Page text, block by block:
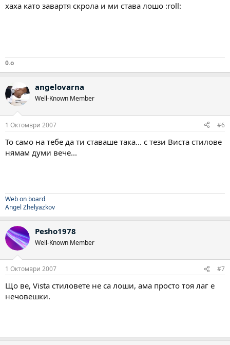
хаха като завартя скрола и ми става лошо :roll:
0.o
angelovarna
Well-Known Member
1 Октомври 2007 #6
То само на тебе да ти ставаше така... с тези Виста стилове
нямам думи вече...
Web on board
Angel Zhelyazkov
Pesho1978
Well-Known Member
1 Октомври 2007 #7
Що ве, Vista стиловете не са лоши, ама просто тоя лаг е
нечовешки.